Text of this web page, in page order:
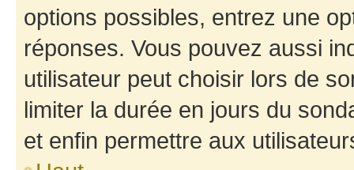
options possibles, entrez une
réponses. Vous pouvez aussi
utilisateur peut choisir lors de
limiter la durée en jours du
et enfin permettre aux